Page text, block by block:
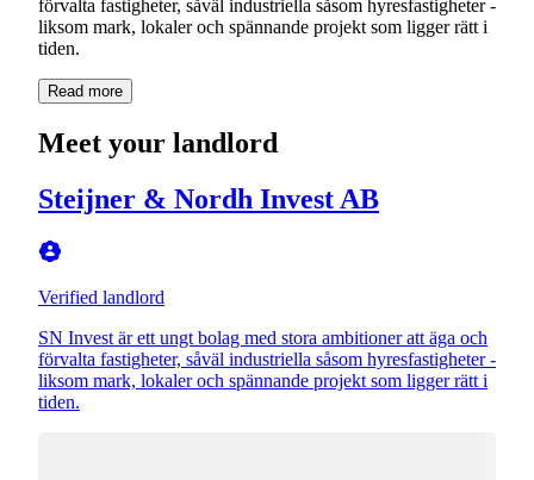
förvalta fastigheter, såväl industriella såsom hyresfastigheter-
liksom mark, lokaleroch spännande projekt som liggerrätt i
tiden.
Read more
Meet your landlord
Steijner & Nordh Invest AB
Verified landlord
SN Invest är ett ungt bolag med stora ambitioner att äga och
förvalta fastigheter, såväl industriella såsom hyresfastigheter -
liksom mark, lokaler och spännande projekt som ligger rätt i
tiden.